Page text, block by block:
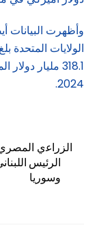
وأظهرت البيانات
318.1 مليار
2024.
اﻟﺰراﻋي
الرئيس
وسوريا